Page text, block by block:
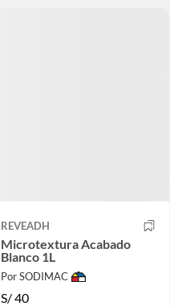
REVEADH
Microtextura Acabado
Blanco 1L
Por SODIMAC
S/40